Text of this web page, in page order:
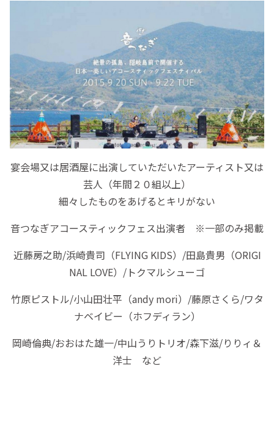
宴会場又は居酒屋に出演していただいたアーティスト又は
芸人（年間２０組以上）
細々したものをあげるとキリがない
音つなぎアコースティックフェス出演者 ※一部のみ掲載
近藤房之助/浜崎貴司（FLYING KIDS）/田島貴男（ORIGI
NAL LOVE）/トクマルシューゴ
竹原ピストル/小山田壮平（andy mori）/藤原さくら/ワタ
ナベイビー（ホフディラン）
岡崎倫典/おおはた雄一/中山うりトリオ/森下滋/りりィ＆
洋士 など